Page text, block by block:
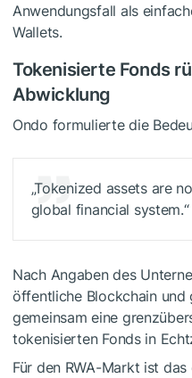
Anwendungsfall als
Wallets.
Tokenisierte Fonds
Abwicklung
Ondo formulierte die
„Tokenized assets are
global financial system.“
Nach Angaben des
öffentliche Blockchain und
gemeinsam eine
tokenisierten Fonds in
Für den RWA-Markt ist